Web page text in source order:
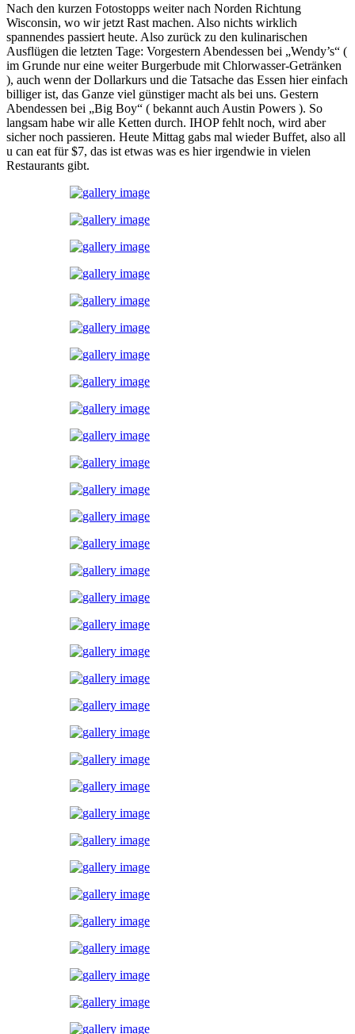
Nach den kurzen Fotostopps weiter nach Norden Richtung
Wisconsin, wo wir jetzt Rast machen. Also nichts wirklich
spannendes passiert heute. Also zurück zu den kulinarischen
Ausflügen die letzten Tage: Vorgestern Abendessen bei „Wendy’s“ (
im Grunde nur eine weiter Burgerbude mit Chlorwasser-Getränken
), auch wenn der Dollarkurs und die Tatsache das Essen hier einfach
billiger ist, das Ganze viel günstiger macht als bei uns. Gestern
Abendessen bei „Big Boy“ ( bekannt auch Austin Powers ). So
langsam habe wir alle Ketten durch. IHOP fehlt noch, wird aber
sicher noch passieren. Heute Mittag gabs mal wieder Buffet, also all
u can eat für $7, das ist etwas was es hier irgendwie in vielen
Restaurants gibt.